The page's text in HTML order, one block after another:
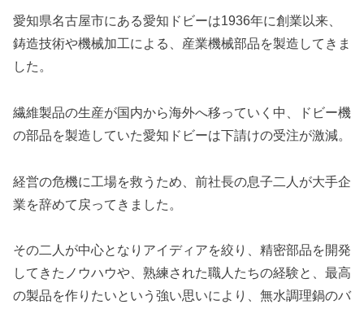
愛知県名古屋市にある愛知ドビーは1936年に創業以来、
鋳造技術や機械加工による、産業機械部品を製造してきま
した。
繊維製品の生産が国内から海外へ移っていく中、ドビー機
の部品を製造していた愛知ドビーは下請けの受注が激減。
経営の危機に工場を救うため、前社長の息子二人が大手企
業を辞めて戻ってきました。
その二人が中心となりアイディアを絞り、精密部品を開発
してきたノウハウや、熟練された職人たちの経験と、最高
の製品を作りたいという強い思いにより、無水調理鍋のバ